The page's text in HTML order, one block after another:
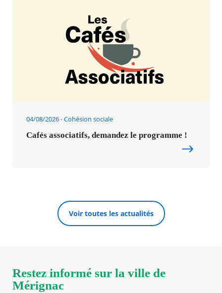
04/08/2026 Cohésion sociale
Cafés associatifs, demandez le programme !
Voir toutes les actualités
Restez informé sur la ville de
Mérignac